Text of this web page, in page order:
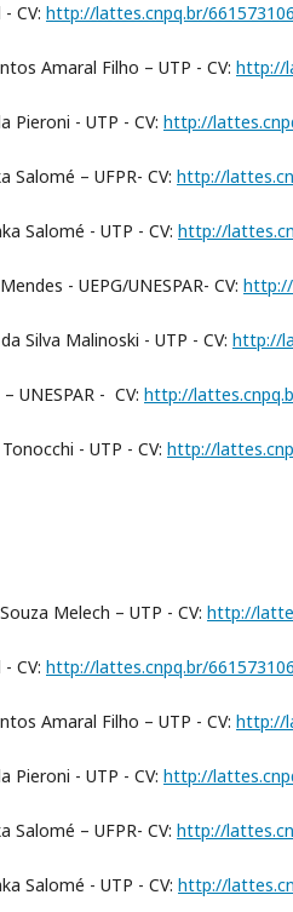
CV: http://lattes.cnpq.br/
Amaral Filho – UTP - CV: http://
Pieroni - UTP - CV: http://
Salomé – UFPR- CV: http://
Salomé - UTP - CV: http://
- UEPG/UNESPAR- CV: http://
Silva Malinoski - UTP - CV: http://
UNESPAR - CV: http://
- UTP - CV: http://
Melech – UTP - CV: http://
CV: http://lattes.cnpq.br/
Amaral Filho – UTP - CV: http://
Pieroni - UTP - CV: http://
Salomé – UFPR- CV: http://
Salomé - UTP - CV: http://